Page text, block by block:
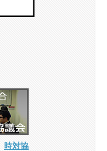
時対協